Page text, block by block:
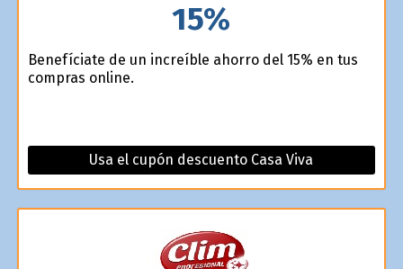
15%
Benefíciate de un increíble ahorro del 15% en tus
compras online.
Usa el cupón descuento Casa Viva